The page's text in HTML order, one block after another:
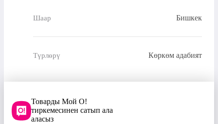
Шаар Бишкек
Түрлөрү Көркөм адабият
Товарды Мой О!
тиркемесинен сатып ала
аласыз